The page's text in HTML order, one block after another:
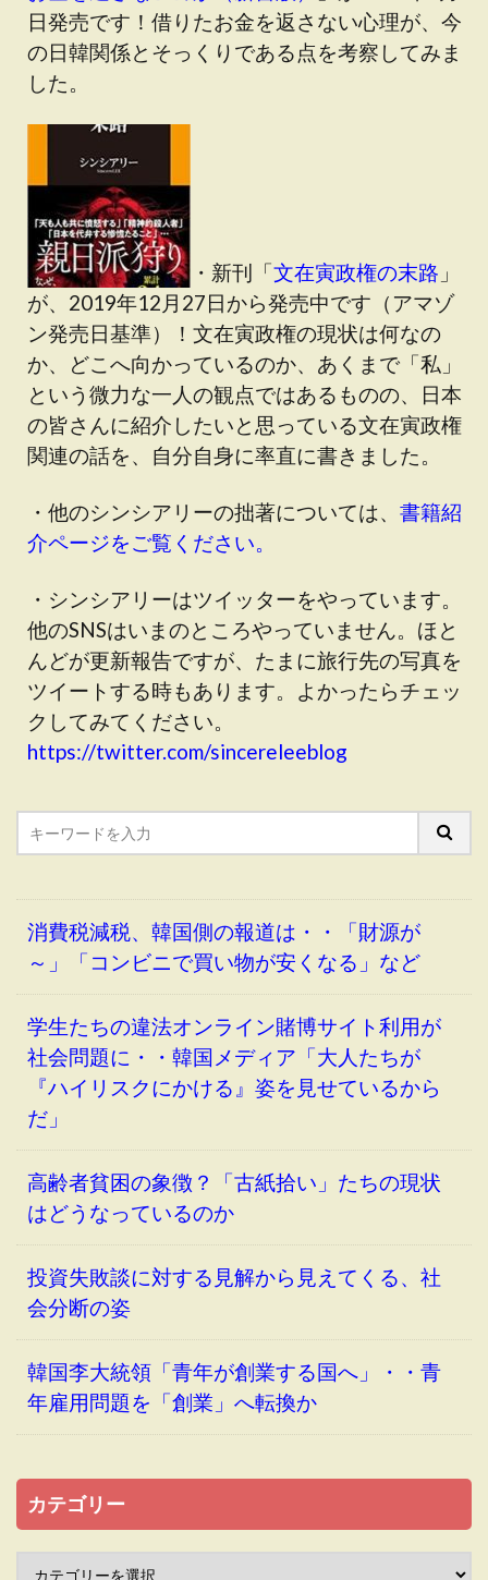
日発売です！借りたお金を返さない心理が、今
の日韓関係とそっくりである点を考察してみま
した。
・新刊「文在寅政権の末路 」
が、2019年12月27日から発売中です（アマゾ
ン発売日基準）！文在寅政権の現状は何なの
か、どこへ向かっているのか、あくまで「私」
という微力な一人の観点ではあるものの、日本
の皆さんに紹介したいと思っている文在寅政権
関連の話を、自分自身に率直に書きました。
・他のシンシアリーの拙著については、 書籍紹
介ページをご覧ください。
・シンシアリーはツイッターをやっています。
他のSNSはいまのところやっていません。ほと
んどが更新報告ですが、たまに旅行先の写真を
ツイートする時もあります。よかったらチェッ
クしてみてください。
https://twitter.com/sincereleeblog
消費税減税、韓国側の報道は・・「財源が
～」「コンビニで買い物が安くなる」など
学生たちの違法オンライン賭博サイト利用が
社会問題に・・韓国メディア「大人たちが
『ハイリスクにかける』姿を見せているから
だ」
高齢者貧困の象徴？「古紙拾い」たちの現状
はどうなっているのか
投資失敗談に対する見解から見えてくる、社
会分断の姿
韓国李大統領「青年が創業する国へ」・・青
年雇用問題を「創業」へ転換か
カテゴリー